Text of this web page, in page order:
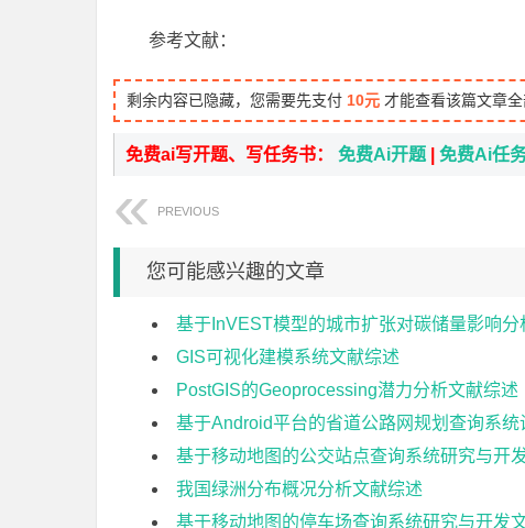
参考文献：
剩余内容已隐藏，您需要先支付 10元 才能查看该篇文章全
免费ai写开题、写任务书： 免费Ai开题 免费Ai任
PREVIOUS
您可能感兴趣的文章
基于InVEST模型的城市扩张对碳储量影响分
GIS可视化建模系统文献综述
PostGIS的Geoprocessing潜力分析文献综述
基于Android平台的省道公路网规划查询系
基于移动地图的公交站点查询系统研究与开
我国绿洲分布概况分析文献综述
基于移动地图的停车场查询系统研究与开发